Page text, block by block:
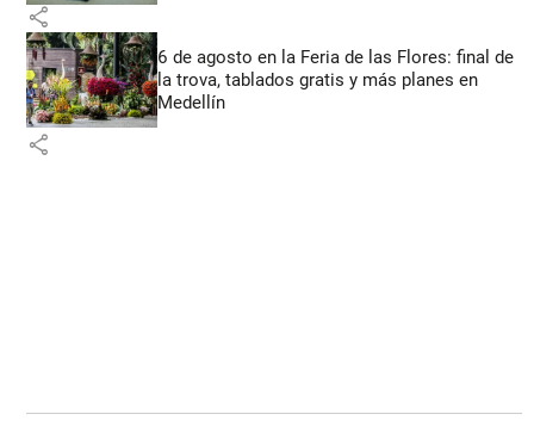
share
6 de agosto en la Feria de las Flores: final de
la trova, tablados gratis y más planes en
Medellín
share